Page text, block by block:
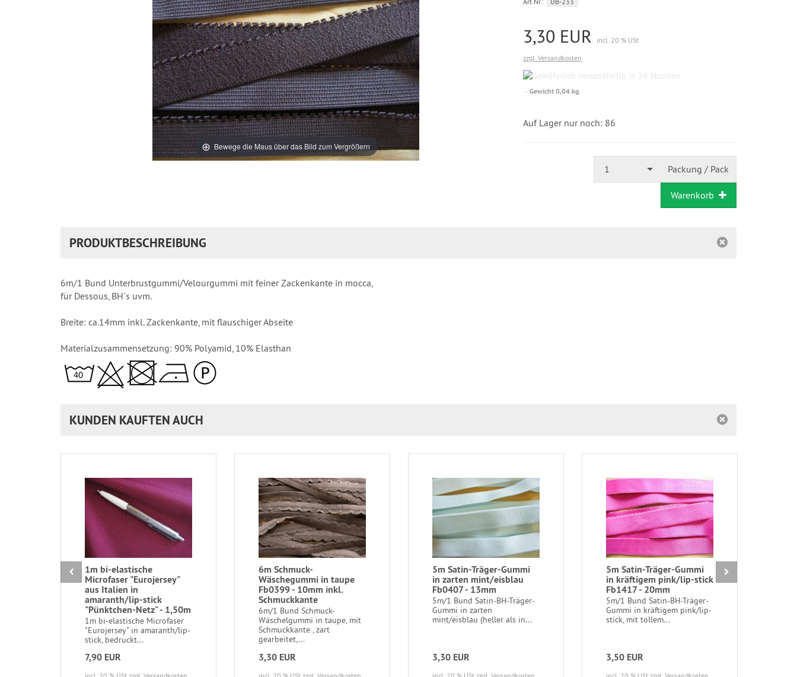
Bewege die Maus über das Bild zum Vergrößern
3,30 EUR
incl. 20 % USt
zzgl. Versandkosten
Gewicht 0,04 kg
Auf Lager nur noch: 86
1 Packung / Pack
Warenkorb
PRODUKTBESCHREIBUNG
6m/1 Bund Unterbrustgummi/Velourgummi mit feiner Zackenkante in mocca,
für Dessous, BH`s uvm.
Breite: ca.14mm inkl. Zackenkante, mit flauschiger Abseite
Materialzusammensetzung: 90% Polyamid, 10% Elasthan
KUNDEN KAUFTEN AUCH
1m bi-elastische
Microfaser "Eurojersey"
aus Italien in
amaranth/lip-stick
"Pünktchen-Netz" - 1,50m
1m bi-elastische Microfaser
"Eurojersey" in amaranth/lip-
stick, bedruckt...
7,90 EUR
6m Schmuck-
Wäschegummi in taupe
Fb0399 - 10mm inkl.
Schmuckkante
6m/1 Bund Schmuck-
Wäschelgummi in taupe, mit
Schmuckkante , zart
gearbeitet,...
3,30 EUR
5m Satin-Träger-Gummi
in zarten mint/eisblau
Fb0407 - 13mm
5m/1 Bund Satin-BH-Träger-
Gummi in zarten
mint/eisblau (heller als in...
3,30 EUR
5m Satin-Träger-Gummi
in kräftigem pink/lip-stick
Fb1417 - 20mm
5m/1 Bund Satin-BH-Träger-
Gummi in kräftigem pink/lip-
stick, mit tollem...
3,50 EUR